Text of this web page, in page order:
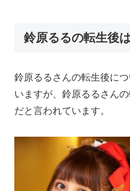
鈴原るるの転生後
鈴原るるさんの転生後に
いますが、鈴原るるさんの
だと言われています。